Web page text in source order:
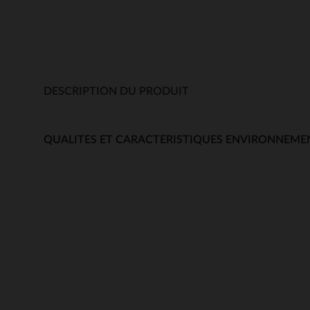
DESCRIPTION DU PRODUIT
QUALITES ET CARACTERISTIQUES